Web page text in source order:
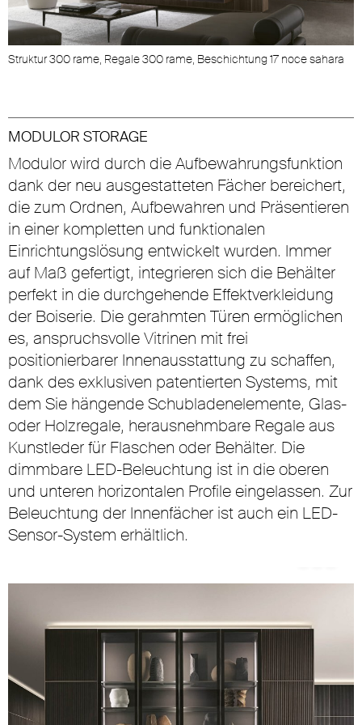
Struktur 300 rame, Regale 300 rame, Beschichtung 17 noce sahara
MODULOR STORAGE
Modulor wird durch die Aufbewahrungsfunktion
dank der neu ausgestatteten Fächer bereichert,
die zum Ordnen, Aufbewahren und Präsentieren
in einer kompletten und funktionalen
Einrichtungslösung entwickelt wurden. Immer
auf Maß gefertigt, integrieren sich die Behälter
perfekt in die durchgehende Effektverkleidung
der Boiserie. Die gerahmten Türen ermöglichen
es, anspruchsvolle Vitrinen mit frei
positionierbarer Innenausstattung zu schaffen,
dank des exklusiven patentierten Systems, mit
dem Sie hängende Schubladenelemente, Glas-
oder Holzregale, herausnehmbare Regale aus
Kunstleder für Flaschen oder Behälter. Die
dimmbare LED-Beleuchtung ist in die oberen
und unteren horizontalen Profile eingelassen. Zur
Beleuchtung der Innenfächer ist auch ein LED-
Sensor-System erhältlich.